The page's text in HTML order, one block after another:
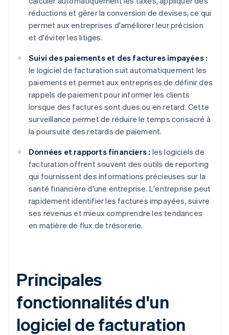
réductions et gérer la conversion de devises, ce qui
permet aux entreprises d'améliorer leur précision
et d'éviter les litiges.
Suivi des paiements et des factures impayées :
le logiciel de facturation suit automatiquement les
paiements et permet aux entreprises de définir des
rappels de paiement pour informer les clients
lorsque des factures sont dues ou en retard. Cette
surveillance permet de réduire le temps consacré à
la poursuite des retards de paiement.
Données et rapports financiers : les logiciels de
facturation offrent souvent des outils de reporting
qui fournissent des informations précieuses sur la
santé financière d'une entreprise. L'entreprise peut
rapidement identifier les factures impayées, suivre
ses revenus et mieux comprendre les tendances
en matière de flux de trésorerie.
Principales
fonctionnalités d'un
logiciel de facturation